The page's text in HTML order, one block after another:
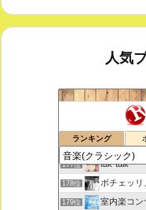
人気
ランキング
鑑賞空間
176位 思えば遠く
177位 tak-talk
178位 ボチェッリ
179位 室内楽コン